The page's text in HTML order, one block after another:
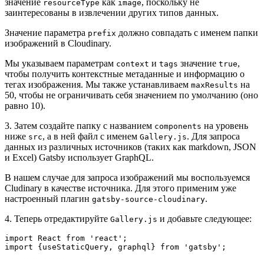
значение resourceType как image, поскольку не
заинтересованы в извлечении других типов данных.
Значение параметра prefix должно совпадать с именем папки
изображений в Cloudinary.
Мы указываем параметрам context и tags значение true,
чтобы получить контекстные метаданные и информацию о
тегах изображения. Мы также устанавливаем maxResults на
50, чтобы не ограничивать себя значением по умолчанию (оно
равно 10).
3. Затем создайте папку с названием components на уровень
ниже src, а в ней файл с именем Gallery.js. Для запроса
данных из различных источников (таких как markdown, JSON
и Excel) Gatsby использует GraphQL.
В нашем случае для запроса изображений мы воспользуемся
Cludinary в качестве источника. Для этого применим уже
настроенный плагин gatsby-source-cloudinary.
4. Теперь отредактируйте Gallery.js и добавьте следующее:
import React from 'react';
import {useStaticQuery, graphql} from 'gatsby';